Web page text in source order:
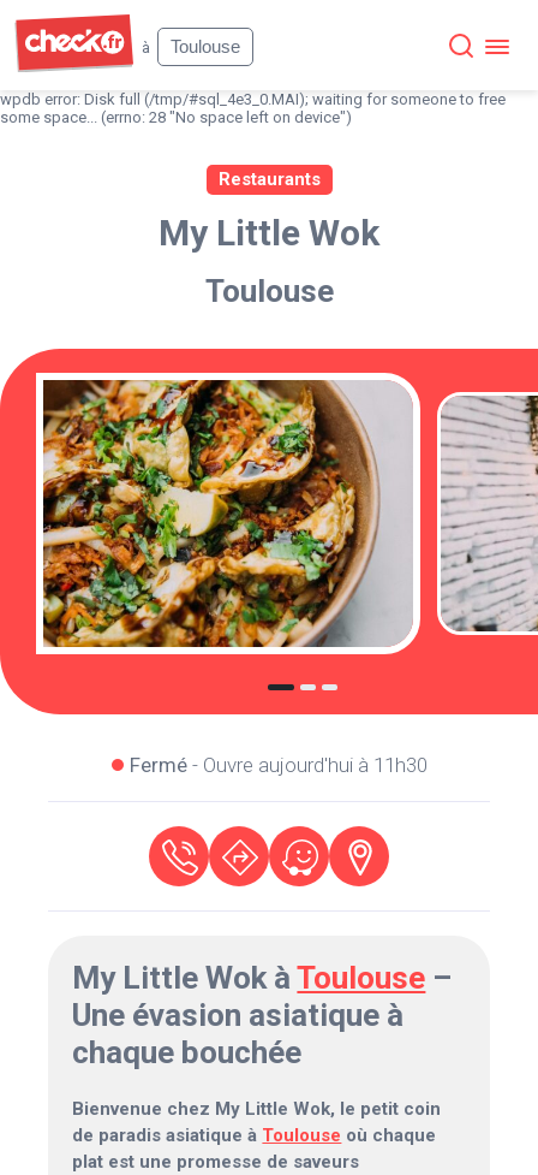
à
Toulouse
wpdb error: Disk full (/tmp/#sql_4e3_0.MAI); waiting for someone to free
some space... (errno: 28 "No space left on device")
Restaurants
My Little Wok
Toulouse
Fermé- Ouvre aujourd'hui à 11h30
My Little Wok àToulouse –
Une évasion asiatique à
chaque bouchée
Bienvenue chez My Little Wok, le petit coin
de paradis asiatique à Toulouse où chaque
plat est une promesse de saveurs